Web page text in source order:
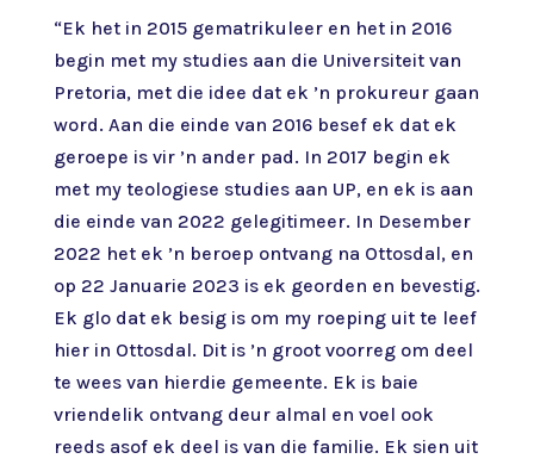
“Ek het in 2015 gematrikuleer en het in 2016
begin met my studies aan die Universiteit van
Pretoria, met die idee dat ek ’n prokureur gaan
word. Aan die einde van 2016 besef ek dat ek
geroepe is vir ’n ander pad. In 2017 begin ek
met my teologiese studies aan UP, en ek is aan
die einde van 2022 gelegitimeer. In Desember
2022 het ek ’n beroep ontvang na Ottosdal, en
op 22 Januarie 2023 is ek georden en bevestig.
Ek glo dat ek besig is om my roeping uit te leef
hier in Ottosdal. Dit is ’n groot voorreg om deel
te wees van hierdie gemeente. Ek is baie
vriendelik ontvang deur almal en voel ook
reeds asof ek deel is van die familie. Ek sien uit